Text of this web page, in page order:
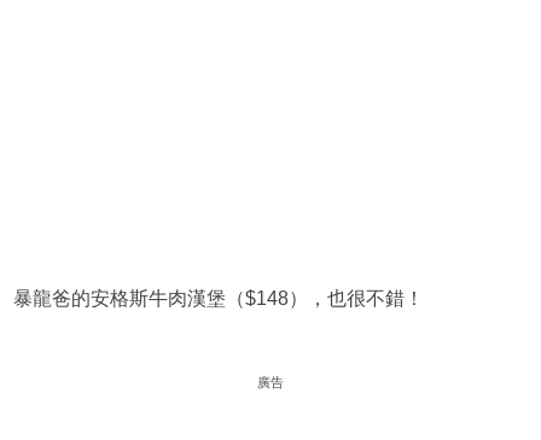
暴龍爸的安格斯牛肉漢堡（$148），也很不錯！
廣告